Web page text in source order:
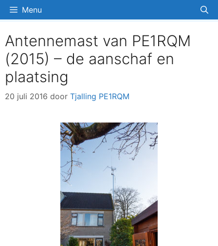
naar
inhoud
Menu
Antennemast van PE1RQM
(2015) – de aanschaf en
plaatsing
20 juli 2016 door Tjalling PE1RQM